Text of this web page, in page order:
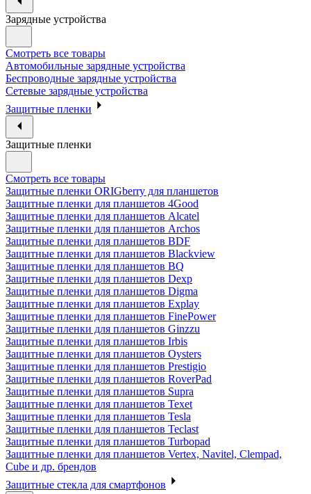
Зарядные устройства
Смотреть все товары
Автомобильные зарядные устройства
Беспроводные зарядные устройства
Сетевые зарядные устройства
Защитные пленки
Защитные пленки
Смотреть все товары
Защитные пленки ORIGberry для планшетов
Защитные пленки для планшетов 4Good
Защитные пленки для планшетов Alcatel
Защитные пленки для планшетов Archos
Защитные пленки для планшетов BDF
Защитные пленки для планшетов Blackview
Защитные пленки для планшетов BQ
Защитные пленки для планшетов Dexp
Защитные пленки для планшетов Digma
Защитные пленки для планшетов Explay
Защитные пленки для планшетов FinePower
Защитные пленки для планшетов Ginzzu
Защитные пленки для планшетов Irbis
Защитные пленки для планшетов Oysters
Защитные пленки для планшетов Prestigio
Защитные пленки для планшетов RoverPad
Защитные пленки для планшетов Supra
Защитные пленки для планшетов Texet
Защитные пленки для планшетов Tesla
Защитные пленки для планшетов Teclast
Защитные пленки для планшетов Turbopad
Защитные пленки для планшетов Vertex, Navitel, Clempad,
Cube и др. брендов
Защитные стекла для смартфонов